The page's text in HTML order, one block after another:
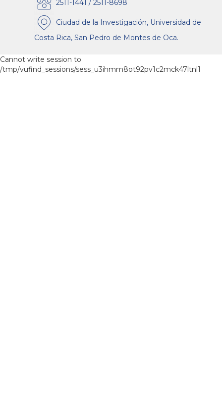
2511-1441 / 2511-8698
Ciudad de la Investigación, Universidad de
Costa Rica, San Pedro de Montes de Oca.
Cannot write session to
/tmp/vufind_sessions/sess_u3ihmm8ot92pv1c2mck47ltnl1